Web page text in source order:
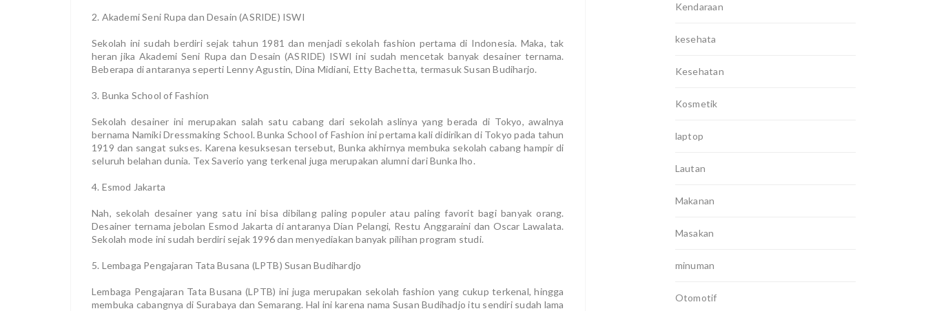
2. Akademi Seni Rupa dan Desain (ASRIDE) ISWI
Sekolah ini sudah berdiri sejak tahun 1981 dan menjadi sekolah fashion pertama di Indonesia. Maka, tak
heran jika Akademi Seni Rupa dan Desain (ASRIDE) ISWI ini sudah mencetak banyak desainer ternama.
Beberapa di antaranya seperti Lenny Agustin, Dina Midiani, Etty Bachetta, termasuk Susan Budiharjo.
3. Bunka School of Fashion
Sekolah desainer ini merupakan salah satu cabang dari sekolah aslinya yang berada di Tokyo, awalnya
bernama Namiki Dressmaking School. Bunka School of Fashion ini pertama kali didirikan di Tokyo pada tahun
1919 dan sangat sukses. Karena kesuksesan tersebut, Bunka akhirnya membuka sekolah cabang hampir di
seluruh belahan dunia. Tex Saverio yang terkenal juga merupakan alumni dari Bunka lho.
4. Esmod Jakarta
Nah, sekolah desainer yang satu ini bisa dibilang paling populer atau paling favorit bagi banyak orang.
Desainer ternama jebolan Esmod Jakarta di antaranya Dian Pelangi, Restu Anggaraini dan Oscar Lawalata.
Sekolah mode ini sudah berdiri sejak 1996 dan menyediakan banyak pilihan program studi.
5. Lembaga Pengajaran Tata Busana (LPTB) Susan Budihardjo
Lembaga Pengajaran Tata Busana (LPTB) ini juga merupakan sekolah fashion yang cukup terkenal, hingga
membuka cabangnya di Surabaya dan Semarang. Hal ini karena nama Susan Budihadjo itu sendiri sudah lama
Kendaraan
kesehata
Kesehatan
Kosmetik
laptop
Lautan
Makanan
Masakan
minuman
Otomotif